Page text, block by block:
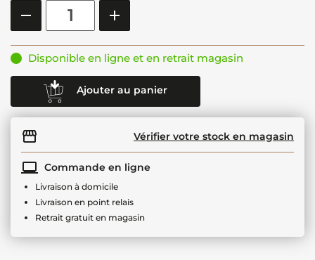
Disponible en ligne et en retrait magasin
Ajouter au panier
Vérifier votre stock en magasin
Commande en ligne
Livraison à domicile
Livraison en point relais
Retrait gratuit en magasin